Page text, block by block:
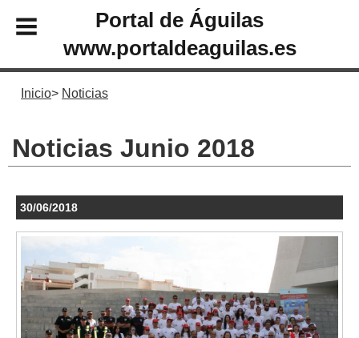
Portal de Águilas
www.portaldeaguilas.es
Inicio Noticias
Noticias Junio 2018
30/06/2018